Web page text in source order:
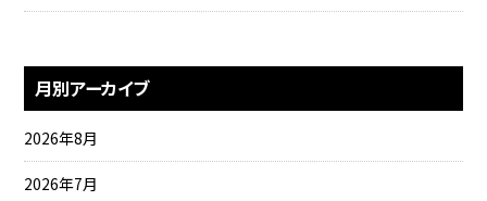
月別アーカイブ
2026年8月
2026年7月